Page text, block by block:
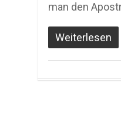
man den
Weiterlesen